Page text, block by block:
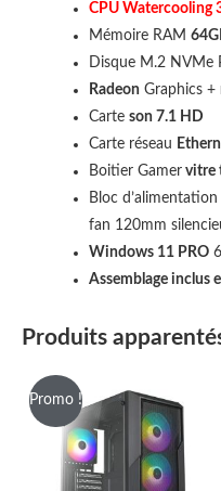
CPU Watercooling
Mémoire RAM
Disque M.2 NVMe
Radeon Graphics +
Carte son 7.1 HD
Carte réseau
Boitier Gamervitre
Bloc d’alimentation
fan 120mm
Windows 11 PRO
Assemblage inclus
Produits
Promo !